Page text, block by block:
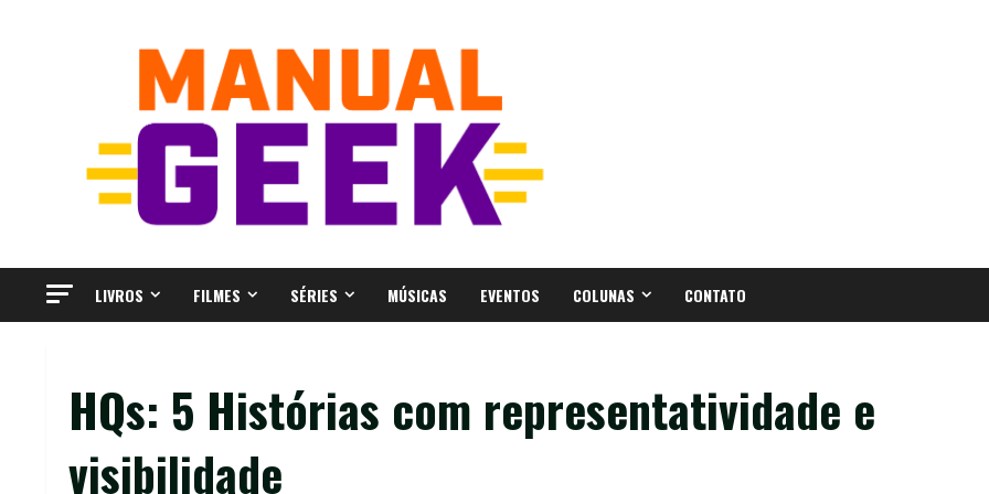
LIVROS FILMES SÉRIES MÚSICAS EVENTOS COLUNAS CONTATO
HQs: 5 Histórias com representatividade e
visibilidade